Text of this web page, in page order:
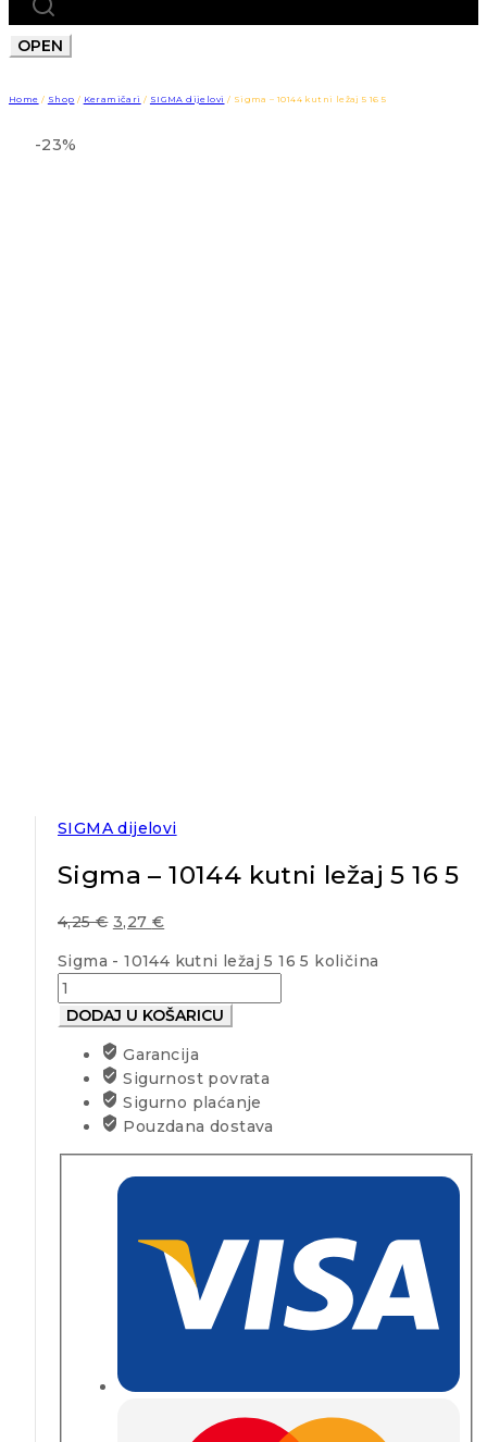
OPEN
Home / Shop / Keramičari / SIGMA dijelovi / Sigma – 10144 kutni ležaj 5 16 5
-23%
SIGMA dijelovi
Sigma – 10144 kutni ležaj 5 16 5
4,25€ 3,27 €
Sigma - 10144 kutni ležaj 5 16 5 količina
DODAJ U KOŠARICU
Garancija
Sigurnost povrata
Sigurno plaćanje
Pouzdana dostava